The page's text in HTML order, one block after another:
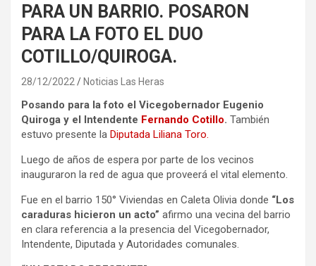
PARA UN BARRIO. POSARON
PARA LA FOTO EL DUO
COTILLO/QUIROGA.
28/12/2022 Noticias Las Heras
Posando para la foto el Vicegobernador Eugenio
Quiroga y el Intendente Fernando Cotillo. También
estuvo presente la Diputada Liliana Toro.
Luego de años de espera por parte de los vecinos
inauguraron la red de agua que proveerá el vital elemento.
Fue en el barrio 150° Viviendas en Caleta Olivia donde “Los
caraduras hicieron un acto” afirmo una vecina del barrio
en clara referencia a la presencia del Vicegobernador,
Intendente, Diputada y Autoridades comunales.